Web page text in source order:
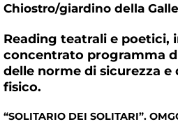
Chiostro/giardino della
Reading teatrali e poetici,
concentrato programma
delle norme di sicurezza
fisico.
“SOLITARIO DEI SOLITARI”.